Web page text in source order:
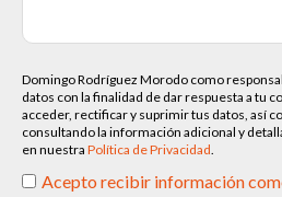
Domingo Rodríguez Morodo como
datos con la finalidad de dar respuesta a tu
acceder, rectificar y suprimir tus datos, así
consultando la información adicional y
en nuestra Política de Privacidad.
Acepto recibir información